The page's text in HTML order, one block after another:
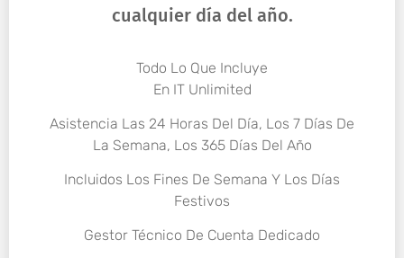
cualquier día del año.
Todo Lo Que Incluye
En IT Unlimited
Asistencia Las 24 Horas Del Día, Los 7 Días De
La Semana, Los 365 Días Del Año
Incluidos Los Fines De Semana Y Los Días
Festivos
Gestor Técnico De Cuenta Dedicado